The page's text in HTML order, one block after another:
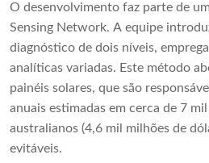
O desenvolvimento faz parte de
Sensing Network. A equipe
diagnóstico de dois níveis,
analíticas variadas. Este método
painéis solares, que são
anuais estimadas em cerca de 7
australianos (4,6 mil milhões de
evitáveis.